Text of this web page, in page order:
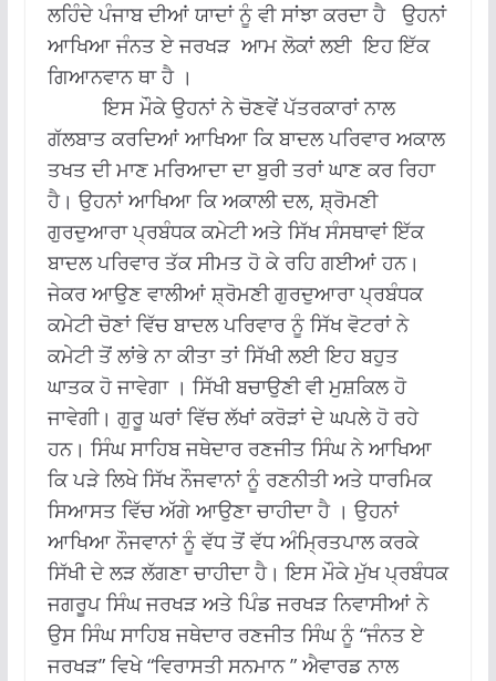
ਲਹਿੰਦੇ ਪੰਜਾਬ ਦੀਆਂ ਯਾਦਾਂ ਨੂੰ ਵੀ ਸਾਂਝਾ ਕਰਦਾ ਹੈ ਉਹਨਾਂ
ਆਖਿਆ ਜੰਨਤ ਏ ਜਰਖੜ ਆਮ ਲੋਕਾਂ ਲਈ ਇਹ ਇੱਕ
ਗਿਆਨਵਾਨ ਥਾ ਹੈ ।
ਇਸ ਮੌਕੇ ਉਹਨਾਂ ਨੇ ਚੋਣਵੇਂ ਪੱਤਰਕਾਰਾਂ ਨਾਲ
ਗੱਲਬਾਤ ਕਰਦਿਆਂ ਆਖਿਆ ਕਿ ਬਾਦਲ ਪਰਿਵਾਰ ਅਕਾਲ
ਤਖਤ ਦੀ ਮਾਣ ਮਰਿਆਦਾ ਦਾ ਬੁਰੀ ਤਰਾਂ ਘਾਣ ਕਰ ਰਿਹਾ
ਹੈ। ਉਹਨਾਂ ਆਖਿਆ ਕਿ ਅਕਾਲੀ ਦਲ, ਸ਼੍ਰੋਮਣੀ
ਗੁਰਦੁਆਰਾ ਪ੍ਰਬੰਧਕ ਕਮੇਟੀ ਅਤੇ ਸਿੱਖ ਸੰਸਥਾਵਾਂ ਇੱਕ
ਬਾਦਲ ਪਰਿਵਾਰ ਤੱਕ ਸੀਮਤ ਹੋ ਕੇ ਰਹਿ ਗਈਆਂ ਹਨ।
ਜੇਕਰ ਆਉਣ ਵਾਲੀਆਂ ਸ਼੍ਰੋਮਣੀ ਗੁਰਦੁਆਰਾ ਪ੍ਰਬੰਧਕ
ਕਮੇਟੀ ਚੋਣਾਂ ਵਿੱਚ ਬਾਦਲ ਪਰਿਵਾਰ ਨੂੰ ਸਿੱਖ ਵੋਟਰਾਂ ਨੇ
ਕਮੇਟੀ ਤੋਂ ਲਾਂਭੇ ਨਾ ਕੀਤਾ ਤਾਂ ਸਿੱਖੀ ਲਈ ਇਹ ਬਹੁਤ
ਘਾਤਕ ਹੋ ਜਾਵੇਗਾ । ਸਿੱਖੀ ਬਚਾਉਣੀ ਵੀ ਮੁਸ਼ਕਿਲ ਹੋ
ਜਾਵੇਗੀ। ਗੁਰੂ ਘਰਾਂ ਵਿੱਚ ਲੱਖਾਂ ਕਰੋੜਾਂ ਦੇ ਘਪਲੇ ਹੋ ਰਹੇ
ਹਨ। ਸਿੰਘ ਸਾਹਿਬ ਜਥੇਦਾਰ ਰਣਜੀਤ ਸਿੰਘ ਨੇ ਆਖਿਆ
ਕਿ ਪੜੇ ਲਿਖੇ ਸਿੱਖ ਨੌਜਵਾਨਾਂ ਨੂੰ ਰਣਨੀਤੀ ਅਤੇ ਧਾਰਮਿਕ
ਸਿਆਸਤ ਵਿੱਚ ਅੱਗੇ ਆਉਣਾ ਚਾਹੀਦਾ ਹੈ । ਉਹਨਾਂ
ਆਖਿਆ ਨੌਜਵਾਨਾਂ ਨੂੰ ਵੱਧ ਤੋਂ ਵੱਧ ਅੰਮ੍ਰਿਤਪਾਲ ਕਰਕੇ
ਸਿੱਖੀ ਦੇ ਲੜ ਲੱਗਣਾ ਚਾਹੀਦਾ ਹੈ। ਇਸ ਮੌਕੇ ਮੁੱਖ ਪ੍ਰਬੰਧਕ
ਜਗਰੂਪ ਸਿੰਘ ਜਰਖੜ ਅਤੇ ਪਿੰਡ ਜਰਖੜ ਨਿਵਾਸੀਆਂ ਨੇ
ਉਸ ਸਿੰਘ ਸਾਹਿਬ ਜਥੇਦਾਰ ਰਣਜੀਤ ਸਿੰਘ ਨੂੰ “ਜੰਨਤ ਏ
ਜਰਖੜ” ਵਿਖੇ “ਵਿਰਾਸਤੀ ਸਨਮਾਨ ” ਐਵਾਰਡ ਨਾਲ